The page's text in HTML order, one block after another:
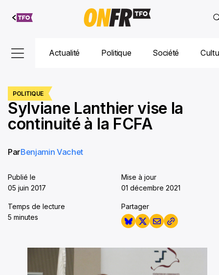
Aller au
contenu
Actualité Politique Société
POLITIQUE
Sylviane Lanthier vise la
continuité à la FCFA
ParBenjamin Vachet
Publié le
05 juin 2017
Mise à jour
01 décembre 2021
Temps de lecture
5 minutes
Partager